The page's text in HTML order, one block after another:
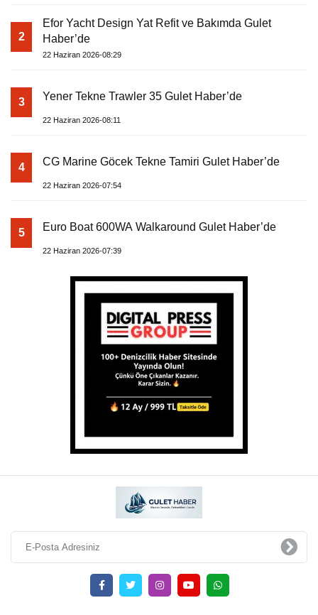
2
Efor Yacht Design Yat Refit ve Bakımda Gulet
Haber’de
22 Haziran 2026-08:29
3 Yener Tekne Trawler 35 Gulet Haber’de
22 Haziran 2026-08:11
4 CG Marine Göcek Tekne Tamiri Gulet Haber’de
22 Haziran 2026-07:54
5 Euro Boat 600WA Walkaround Gulet Haber’de
22 Haziran 2026-07:39